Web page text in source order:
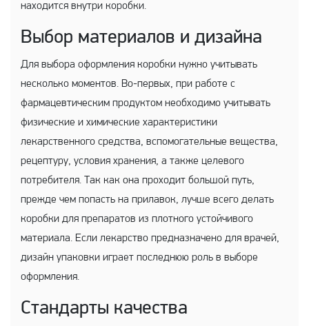
находится внутри коробки.
Выбор материалов и дизайна
Для выбора оформления коробки нужно учитывать
несколько моментов. Во-первых, при работе с
фармацевтическим продуктом необходимо учитывать
физические и химические характеристики
лекарственного средства, вспомогательные вещества,
рецептуру, условия хранения, а также целевого
потребителя. Так как она проходит большой путь,
прежде чем попасть на прилавок, лучше всего делать
коробки для препаратов из плотного устойчивого
материала. Если лекарство предназначено для врачей,
дизайн упаковки играет последнюю роль в выборе
оформления.
Стандарты качества